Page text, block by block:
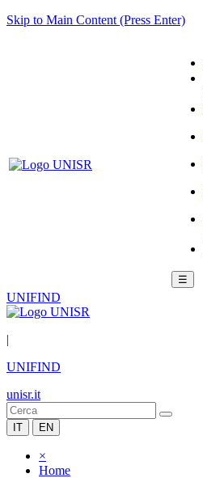
Skip to Main Content (Press Enter)
☰
UNIFIND
|
UNIFIND
unisr.it
IT EN
×
Home